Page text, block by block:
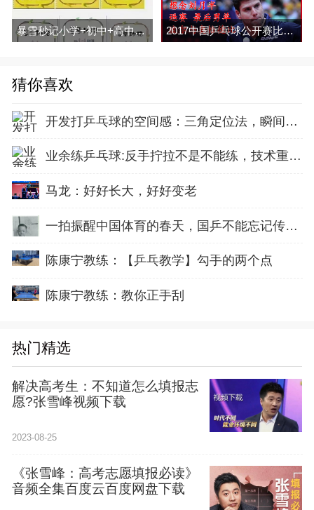
暴雪秒记小学+初中+高中英语语法全套PDF 百度网盘 2017中国乒乓球公开赛比赛视频合集百度网盘下载
猜你喜欢
开发打乒乓球的空间感：三角定位法，瞬间找准最佳击球点
业余练乒乓球:反手拧拉不是不能练，技术重点就不在手上
马龙：好好长大，好好变老
一拍振醒中国体育的春天，国乒不能忘记传奇前辈这份初心！
陈康宁教练：【乒乓教学】勾手的两个点
陈康宁教练：教你正手刮
热门精选
解决高考生：不知道怎么填报志
愿?张雪峰视频下载
2023-08-25
《张雪峰：高考志愿填报必读》
音频全集百度云百度网盘下载